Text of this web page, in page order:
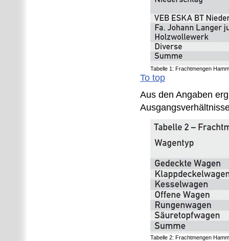
Tabelle 1: Frachtmengen
To top
Aus den Angaben
Tabelle 2: Frachtmengen